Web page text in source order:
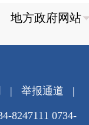
| 举报通道 |
8247111 0734-